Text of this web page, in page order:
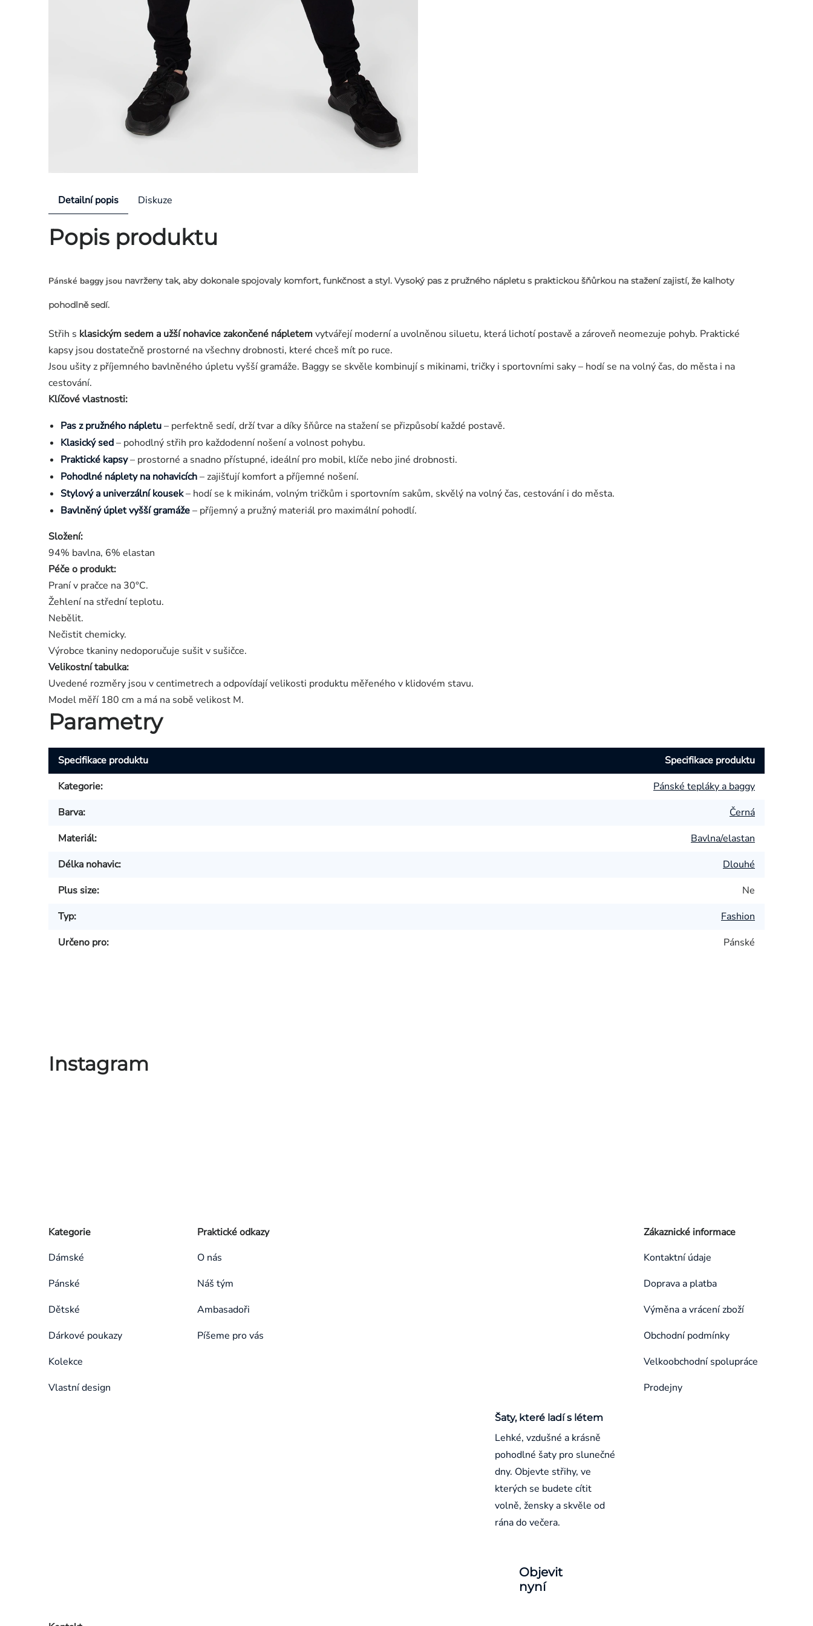
Detailní popis Diskuze
Popis produktu
Pánské baggy jsou navrženy tak, aby dokonale spojovaly komfort, funkčnost a styl. Vysoký pas z pružného nápletu s praktickou šňůrkou na staženízajistí, že kalhoty
pohodlně sedí.
Střih s klasickým sedem a užší nohavice zakončené nápletemvytvářejí moderní a uvolněnou siluetu, která lichotí postavě a zároveň neomezuje pohyb. Praktické
kapsy jsou dostatečně prostorné na všechny drobnosti, které chceš mít po ruce.
Jsou ušity z příjemného bavlněného úpletu vyšší gramáže. Baggy se skvěle kombinují s mikinami, tričky i sportovními saky – hodí se na volný čas, do města i na
cestování.
Klíčové vlastnosti:
Pas z pružného nápletu– perfektně sedí, drží tvar a díky šňůrce na stažení se přizpůsobí každé postavě.
Klasický sed– pohodlný střih pro každodenní nošení a volnost pohybu.
Praktické kapsy– prostorné a snadno přístupné, ideální pro mobil, klíče nebo jiné drobnosti.
Pohodlné náplety na nohavicích– zajišťují komfort a příjemné nošení.
Stylový a univerzální kousek– hodí se k mikinám, volným tričkům i sportovním sakům, skvělý na volný čas, cestování i do města.
Bavlněný úplet vyšší gramáže– příjemný a pružný materiál pro maximální pohodlí.
Složení:
94% bavlna, 6% elastan
Péče o produkt:
Praní v pračce na 30°C.
Žehlení na střední teplotu.
Nebělit.
Nečistit chemicky.
Výrobce tkaniny nedoporučuje sušit v sušičce.
Velikostní tabulka:
Uvedené rozměry jsou v centimetrech a odpovídají velikosti produktu měřeného v klidovém stavu.
Model měří 180 cm a má na sobě velikost M.
Parametry
Specifikace produktu
Specifikace produktu
Kategorie:
Pánské tepláky a baggy
Barva:
Černá
Materiál:
Bavlna/elastan
Délka nohavic:
Dlouhé
Plus size:
Ne
Typ:
Fashion
Určeno pro: Pánské
Instagram
kategorie
Kategorie
Dámské
Pánské
Dětské
Dárkové poukazy
Kolekce
Vlastní design
Praktické odkazy
O nás
Náš tým
Ambasadoři
Píšeme pro vás
Šaty, které ladí s létem
Lehké, vzdušné a krásně
pohodlné šaty pro slunečné
dny. Objevte střihy, ve
kterých se budete cítit
volně, žensky a skvěle od
rána do večera.
Objevit
nyní
Zákaznické informace
Kontaktní údaje
Doprava a platba
Výměna a vrácení zboží
Obchodní podmínky
Velkoobchodní spolupráce
Prodejny